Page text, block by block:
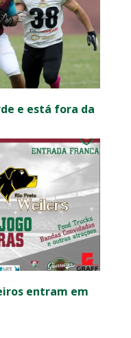
e está fora da
entram em